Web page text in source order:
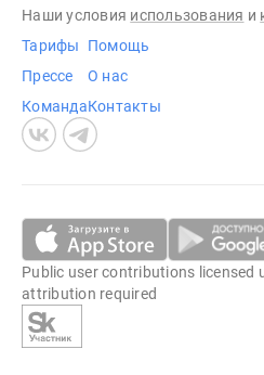
Наши условия использования и
Тарифы
Прессе
Команда
Помощь
О нас
Контакты
Public user contributions licensed
attribution required